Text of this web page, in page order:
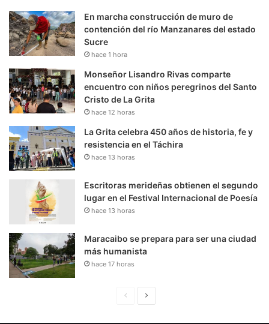
En marcha construcción de muro de
contención del río Manzanares del estado
Sucre
hace 1 hora
Monseñor Lisandro Rivas comparte
encuentro con niños peregrinos del Santo
Cristo de La Grita
hace 12 horas
La Grita celebra 450 años de historia, fe y
resistencia en el Táchira
hace 13 horas
Escritoras merideñas obtienen el segundo
lugar en el Festival Internacional de Poesía
hace 13 horas
Maracaibo se prepara para ser una ciudad
más humanista
hace 17 horas